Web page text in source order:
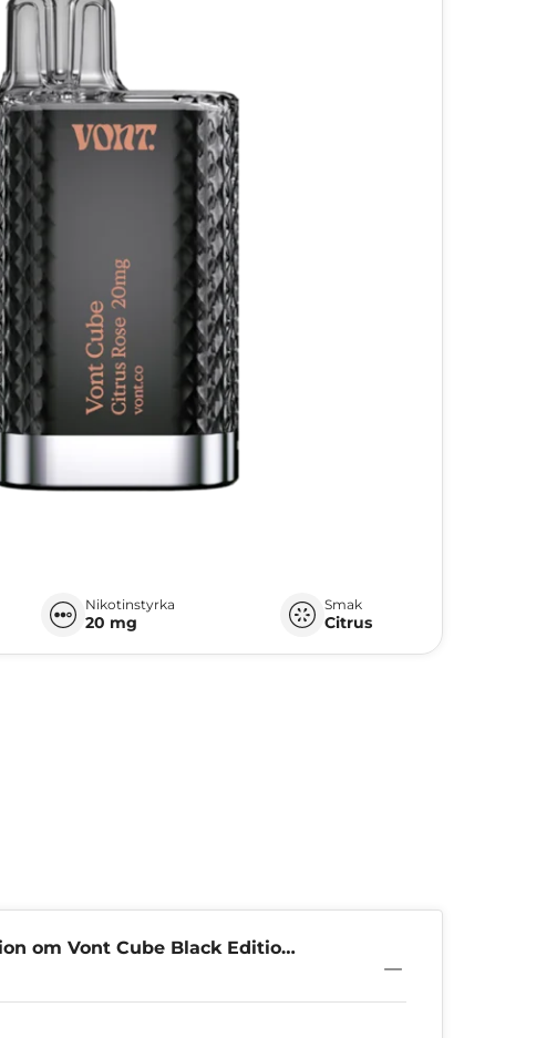
Nikotinstyrka
20 mg
Smak
Citrus
om Vont Cube Black Edition